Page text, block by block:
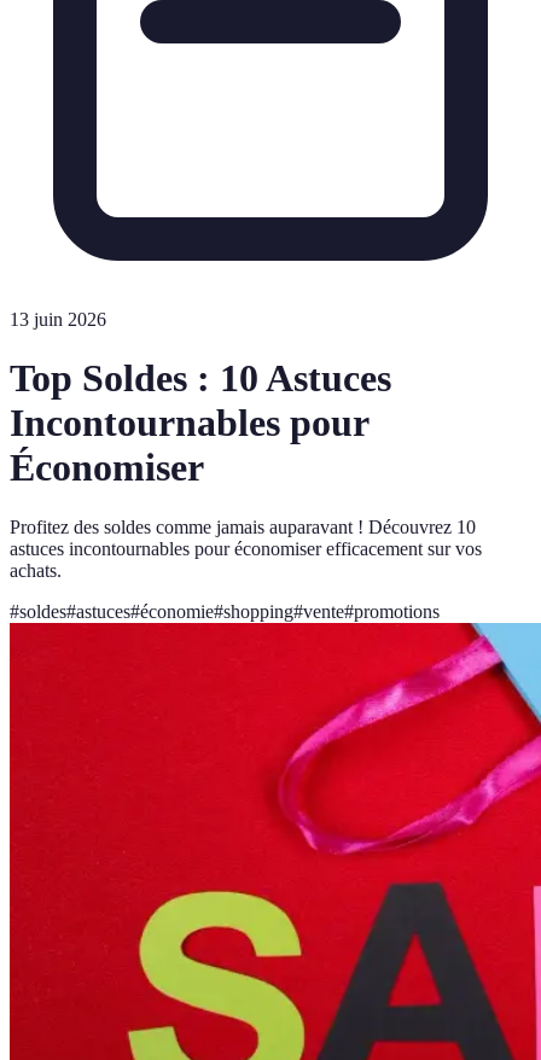
13 juin 2026
Top Soldes : 10 Astuces
Incontournables pour
Économiser
Profitez des soldes comme jamais auparavant ! Découvrez 10
astuces incontournables pour économiser efficacement sur vos
achats.
#soldes#astuces#économie#shopping#vente#promotions